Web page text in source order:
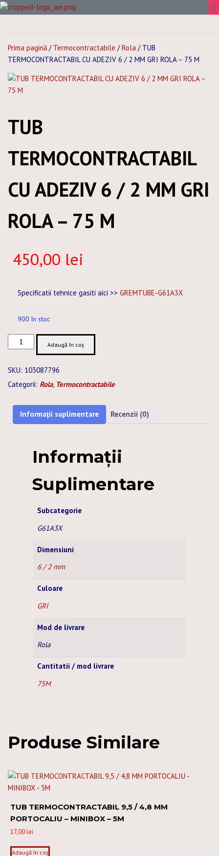
Prima pagină / Termocontractabile /Rola / TUB
TERMOCONTRACTABIL CU ADEZIV 6 / 2 MM GRI ROLA – 75 M
TUB
TERMOCONTRACTABIL
CU ADEZIV 6 / 2 MM GRI
ROLA – 75 M
450,00 lei
Specificatii tehnice gasiti aici >> GREMTUBE-G61A3X
900 în stoc
Cantitate
TUB
CU
ADEZIV
2
Adaugă în coș
SKU: 103087796
Categorii: Rola, Termocontractabile
Informații suplimentare Recenzii (0)
Informații
Suplimentare
Subcategorie
G61A3X
Dimensiuni
6 / 2 mm
Culoare
GRI
Mod de livrare
Rola
Cantitatii / mod livrare
75M
Produse Similare
TUB TERMOCONTRACTABIL 9,5 / 4,8 MM
PORTOCALIU – MINIBOX – 5M
17,00lei
Adaugă în coș